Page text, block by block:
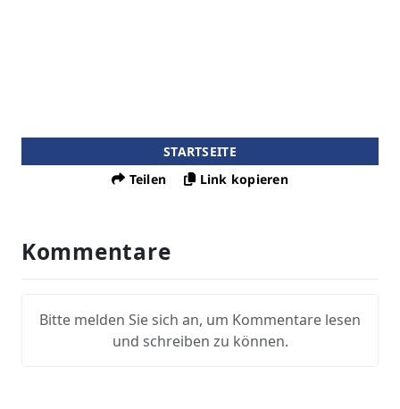
STARTSEITE
Teilen
Link kopieren
Kommentare
Bitte melden Sie sich an, um Kommentare lesen
und schreiben zu können.